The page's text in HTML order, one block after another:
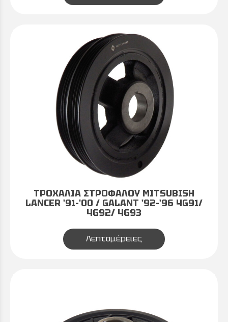
ΤΡΟΧΑΛΙΑ ΣΤΡΟΦΑΛΟΥ MITSUBISH
LANCER '91-'00 / GALANT '92-'96 4G91/
4G92/ 4G93
Λεπτομέρειες